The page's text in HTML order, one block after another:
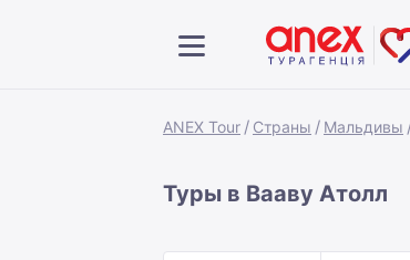
ANEX Tour Страны Мальдивы
Туры в Вааву Атолл